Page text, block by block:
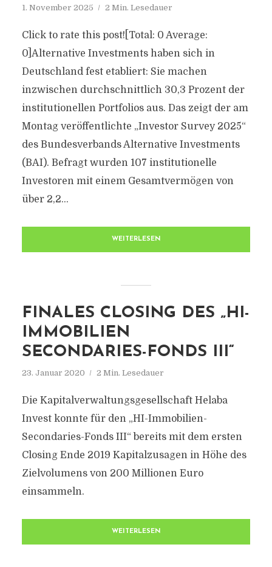
1. November 2025 2 Min. Lesedauer
Click to rate this post![Total: 0 Average:
0]Alternative Investments haben sich in
Deutschland fest etabliert: Sie machen
inzwischen durchschnittlich 30,3 Prozent der
institutionellen Portfolios aus. Das zeigt der am
Montag veröffentlichte „Investor Survey 2025“
des Bundesverbands Alternative Investments
(BAI). Befragt wurden 107 institutionelle
Investoren mit einem Gesamtvermögen von
über 2,2...
WEITERLESEN
FINALES CLOSING DES „HI-
IMMOBILIEN
SECONDARIES-FONDS III“
23. Januar 2020 2 Min. Lesedauer
Die Kapitalverwaltungsgesellschaft Helaba
Invest konnte für den „HI-Immobilien-
Secondaries-Fonds III“ bereits mit dem ersten
Closing Ende 2019 Kapitalzusagen in Höhe des
Zielvolumens von 200 Millionen Euro
einsammeln.
WEITERLESEN